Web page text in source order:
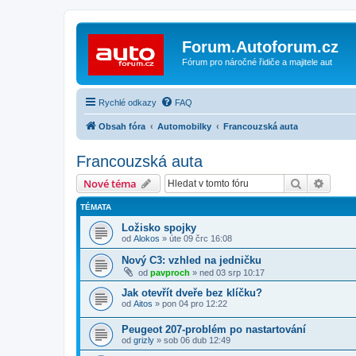
Forum.Autoforum.cz
Fórum pro náročné řidiče a majitele aut
Rychlé odkazy FAQ
Obsah fóra Automobilky Francouzská auta
Francouzská auta
Nové téma Hledat
TÉMATA
Ložisko spojky
od Alokos » úte 09 črc 16:08
Nový C3: vzhled na jedničku
od pavproch » ned 03 srp 10:17
Jak otevřít dveře bez klíčku?
od Aitos » pon 04 pro 12:22
Peugeot 207-problém po nastartování
od grizly » sob 06 dub 12:49